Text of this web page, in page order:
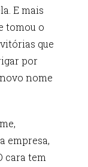
E mais
tomou o
que
por
nome
empresa,
cara tem